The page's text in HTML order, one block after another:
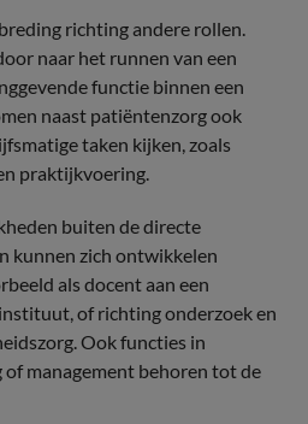
richting andere rollen.
naar het runnen van een
functie binnen een
naast patiëntenzorg ook
taken kijken, zoals
praktijkvoering.
buiten de directe
kunnen zich ontwikkelen
als docent aan een
of richting onderzoek en
Ook functies in
management behoren tot de